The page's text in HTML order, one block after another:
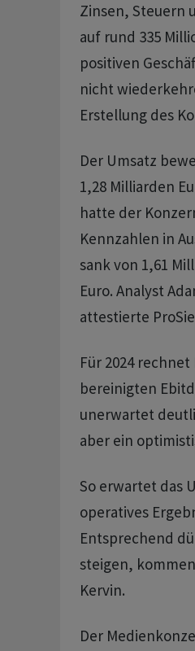
Zinsen, Steuern
auf rund 335
positiven
nicht
Erstellung des
Der Umsatz
1,28 Milliarden
hatte der
Kennzahlen in
sank von 1,61
Euro. Analyst
attestierte
Für 2024
bereinigten
unerwartet
aber ein
So erwartet das
operatives
Entsprechend
steigen,
Kervin.
Der